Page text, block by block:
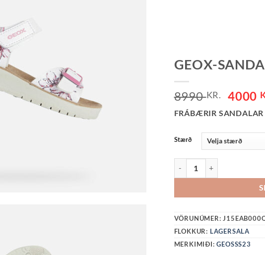
GEOX-
8990KR.
PRICE
WAS:
8990
4000
FRÁBÆRIR
Stærð
VÖRUNÚMER:
FLOKKUR: LAGERSALA
MERKIMIÐI:GEOSSS23